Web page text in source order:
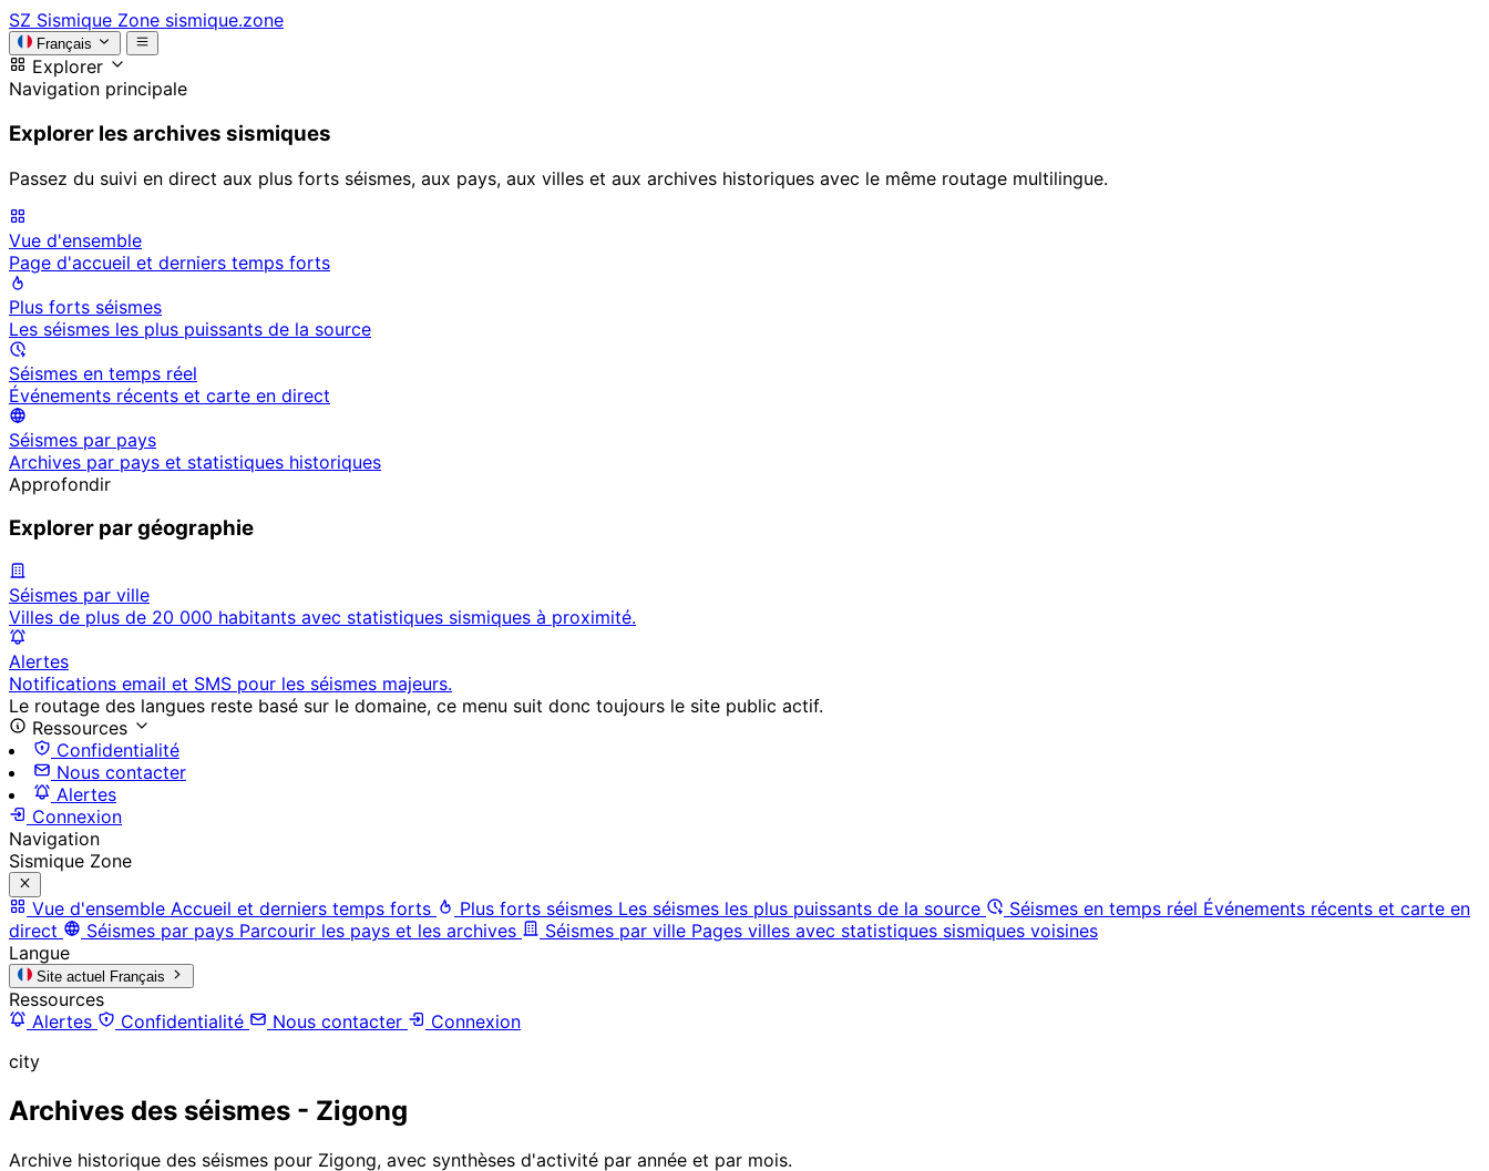
SZ Sismique Zone sismique.zone
Français
Explorer
Navigation principale
Explorer les archives sismiques
Passez du suivi en direct aux plus forts séismes, aux pays, aux villes et aux archives historiques avec le même routage multilingue.
Vue d'ensemble
Page d'accueil et derniers temps forts
Plus forts séismes
Les séismes les plus puissants de la source
Séismes en temps réel
Événements récents et carte en direct
Séismes par pays
Archives par pays et statistiques historiques
Approfondir
Explorer par géographie
Séismes par ville
Villes de plus de 20 000 habitants avec statistiques sismiques à proximité.
Alertes
Notifications email et SMS pour les séismes majeurs.
Le routage des langues reste basé sur le domaine, ce menu suit donc toujours le site public actif.
Ressources
Confidentialité
Nous contacter
Alertes
Connexion
Navigation
Sismique Zone
Vue d'ensemble Accueil et derniers temps forts Plus forts séismes Les séismes les plus puissants de la source Séismes en temps réel Événements récents et carte en
direct
Séismes par pays Parcourir les pays et les archives Séismes par ville Pages villes avec statistiques sismiques voisines
Langue
Site actuel Français
Ressources
Alertes
Confidentialité Nous contacter
Connexion
city
Archives des séismes - Zigong
Archive historique des séismes pour Zigong, avec synthèses d'activité par année et par mois.